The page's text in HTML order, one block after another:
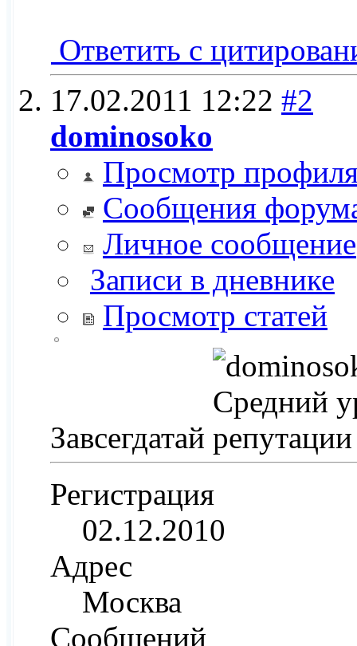
Ответить с
17.02.2011 12:22 #2
dominosoko
Просмотр
Сообщения
Личное сообщение
Записи в дневнике
Просмотр статей
Завсегдатай
Регистрация
02.12.2010
Адрес
Москва
Сообщений